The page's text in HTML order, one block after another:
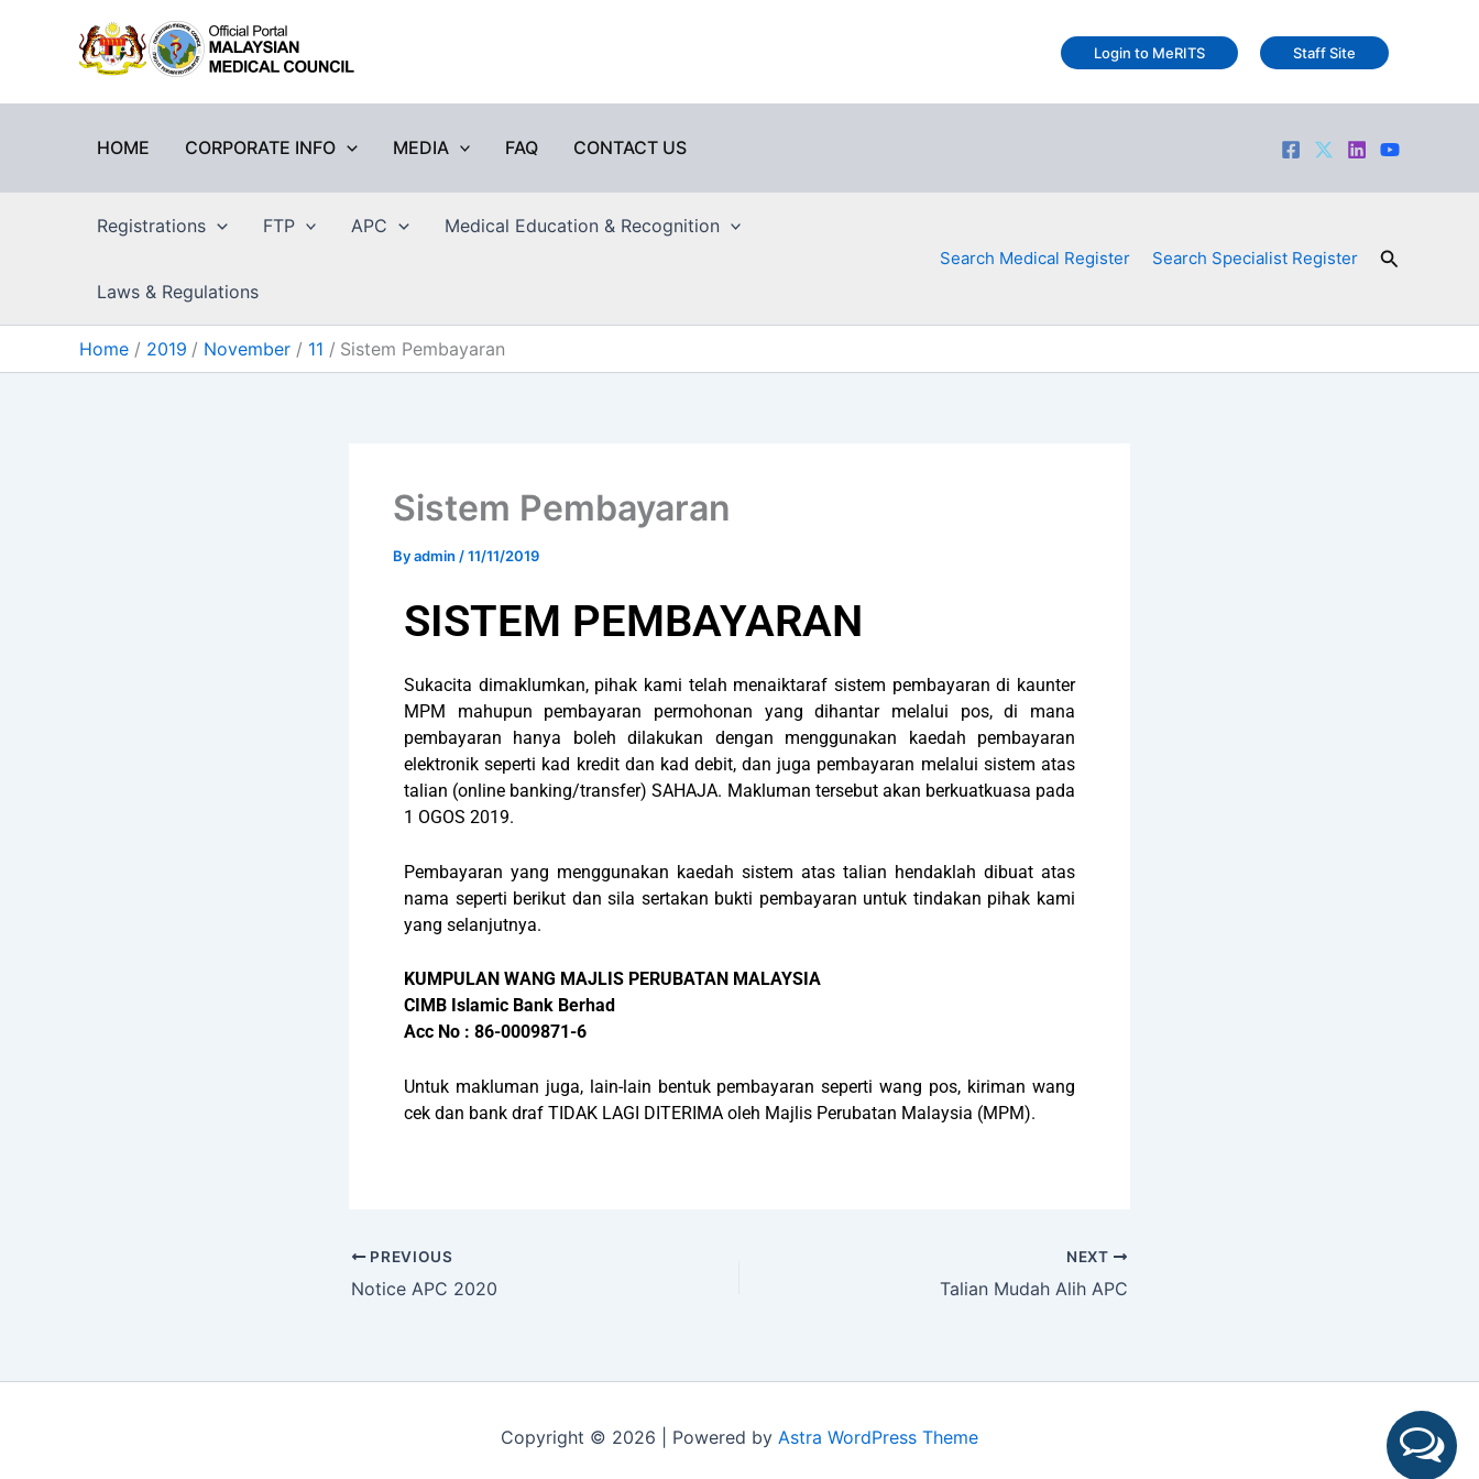
Login to MeRITS Staff Site
HOME CORPORATE INFO MEDIA FAQ CONTACT US
Registrations FTP APC Medical Education & Recognition
Laws & Regulations
Search Medical Register Search Specialist Register Search
Home 2019 November 11 Sistem Pembayaran
Sistem Pembayaran
Byadmin /11/11/2019
SISTEM PEMBAYARAN
Sukacita dimaklumkan, pihak kami telah menaiktaraf sistem pembayaran di kaunter
MPM mahupun pembayaran permohonan yang dihantar melalui pos, di mana
pembayaran hanya boleh dilakukan dengan menggunakan kaedah pembayaran
elektronik seperti kad kredit dan kad debit, dan juga pembayaran melalui sistem atas
talian (online banking/transfer) SAHAJA. Makluman tersebut akan berkuatkuasa pada
1 OGOS 2019.
Pembayaran yang menggunakan kaedah sistem atas talian hendaklah dibuat atas
nama seperti berikut dan sila sertakan bukti pembayaran untuk tindakan pihak kami
yang selanjutnya.
KUMPULAN WANG MAJLIS PERUBATAN MALAYSIA
CIMB Islamic Bank Berhad
Acc No : 86-0009871-6
Untuk makluman juga, lain-lain bentuk pembayaran seperti wang pos, kiriman wang
cek dan bank draf TIDAK LAGI DITERIMA oleh Majlis Perubatan Malaysia (MPM).
PREVIOUS
Notice APC 2020
NEXT
Talian Mudah Alih APC
Copyright © 2026 | Powered by Astra WordPress Theme